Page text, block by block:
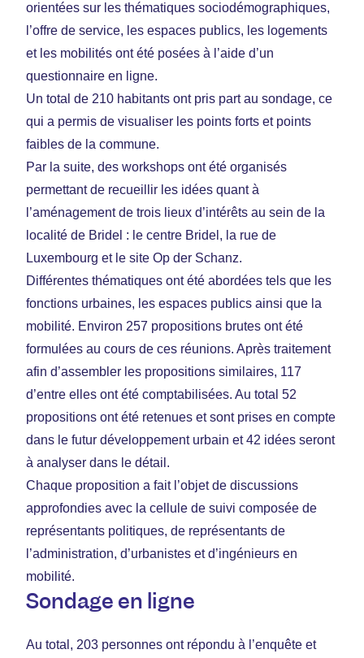
orientées sur les thématiques sociodémographiques,
l’offre de service, les espaces publics, les logements
et les mobilités ont été posées à l’aide d’un
questionnaire en ligne.
Un total de 210 habitants ont pris part au sondage, ce
qui a permis de visualiser les points forts et points
faibles de la commune.
Par la suite, des workshops ont été organisés
permettant de recueillir les idées quant à
l’aménagement de trois lieux d’intérêts au sein de la
localité de Bridel : le centre Bridel, la rue de
Luxembourg et le site Op der Schanz.
Différentes thématiques ont été abordées tels que les
fonctions urbaines, les espaces publics ainsi que la
mobilité. Environ 257 propositions brutes ont été
formulées au cours de ces réunions. Après traitement
afin d’assembler les propositions similaires, 117
d’entre elles ont été comptabilisées. Au total 52
propositions ont été retenues et sont prises en compte
dans le futur développement urbain et 42 idées seront
à analyser dans le détail.
Chaque proposition a fait l’objet de discussions
approfondies avec la cellule de suivi composée de
représentants politiques, de représentants de
l’administration, d’urbanistes et d’ingénieurs en
mobilité.
Sondage en ligne
Au total, 203 personnes ont répondu à l’enquête et